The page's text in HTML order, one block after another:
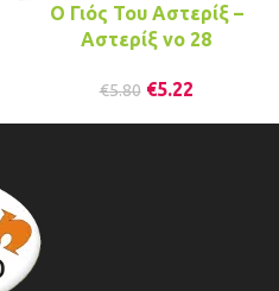
Ο Γιός Του Αστερίξ –
Αστερίξ νo 28
€5.80 €5.22